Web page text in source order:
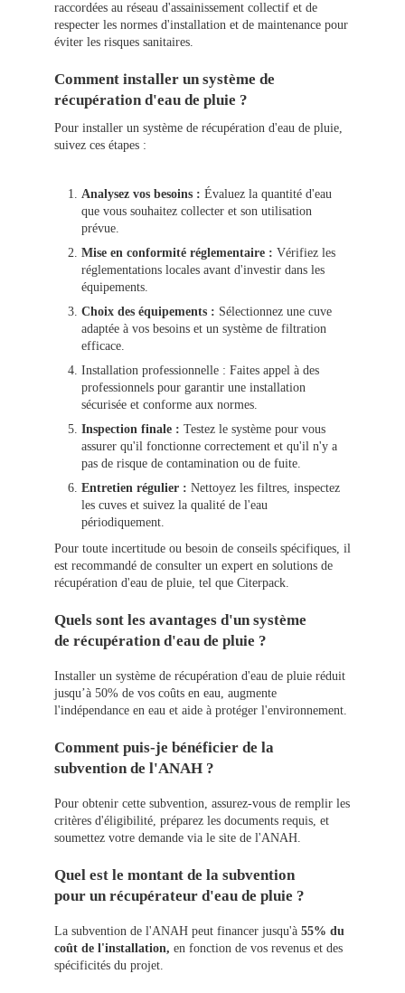
raccordées au réseau d'assainissement collectif et de
respecter les normes d'installation et de maintenance pour
éviter les risques sanitaires.
Comment installer un système de
récupération d'eau de pluie ?
Pour installer un système de récupération d'eau de pluie,
suivez ces étapes :
Analysez vos besoins : Évaluez la quantité d'eau
que vous souhaitez collecter et son utilisation
prévue.
Mise en conformité réglementaire : Vérifiez les
réglementations locales avant d'investir dans les
équipements.
Choix des équipements : Sélectionnez une cuve
adaptée à vos besoins et un système de filtration
efficace.
Installation professionnelle : Faites appel à des
professionnels pour garantir une installation
sécurisée et conforme aux normes.
Inspection finale : Testez le système pour vous
assurer qu'il fonctionne correctement et qu'il n'y a
pas de risque de contamination ou de fuite.
Entretien régulier : Nettoyez les filtres, inspectez
les cuves et suivez la qualité de l'eau
périodiquement.
Pour toute incertitude ou besoin de conseils spécifiques, il
est recommandé de consulter un expert en solutions de
récupération d'eau de pluie, tel que Citerpack.
Quels sont les avantages d'un système
de récupération d'eau de pluie ?
Installer un système de récupération d'eau de pluie réduit
jusqu’à 50% de vos coûts en eau, augmente
l'indépendance en eau et aide à protéger l'environnement.
Comment puis-je bénéficier de la
subvention de l'ANAH ?
Pour obtenir cette subvention, assurez-vous de remplir les
critères d'éligibilité, préparez les documents requis, et
soumettez votre demande via le site de l'ANAH.
Quel est le montant de la subvention
pour un récupérateur d'eau de pluie ?
La subvention de l'ANAH peut financer jusqu'à 55% du
coût de l'installation, en fonction de vos revenus et des
spécificités du projet.